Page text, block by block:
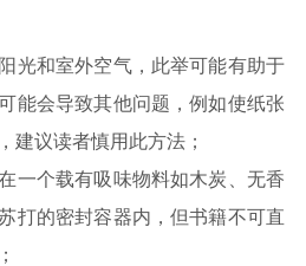
光和室外空气，此举可能有助于
能会导致其他问题，例如使纸张
建议读者慎用此方法；
一个载有吸味物料如木炭、无香
打的密封容器内，但书籍不可直